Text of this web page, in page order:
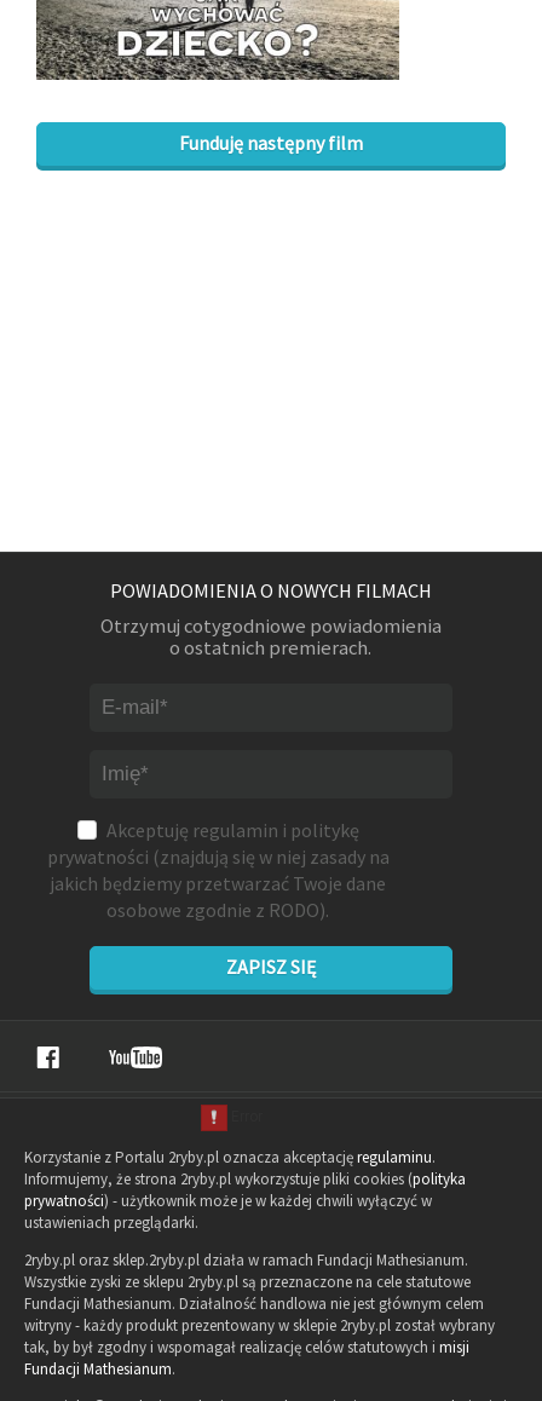
PARTNERZY
NEWSLETTER
Funduję następny film
POWIADOMIENIA O NOWYCH FILMACH
Otrzymuj cotygodniowe powiadomienia
o ostatnich premierach.
Akceptuję regulamin i politykę
prywatności (znajdują się w niej zasady na
jakich będziemy przetwarzać Twoje dane
osobowe zgodnie z RODO).
ZAPISZ SIĘ
Korzystanie z Portalu 2ryby.pl oznacza akceptacjęregulaminu.
Informujemy, że strona 2ryby.pl wykorzystuje pliki cookies (polityka
prywatności) - użytkownik może je w każdej chwili wyłączyć w
ustawieniach przeglądarki.
2ryby.pl oraz sklep.2ryby.pl działa w ramach Fundacji Mathesianum.
Wszystkie zyski ze sklepu 2ryby.pl są przeznaczone na cele statutowe
Fundacji Mathesianum. Działalność handlowa nie jest głównym celem
witryny - każdy produkt prezentowany w sklepie 2ryby.pl został wybrany
tak, by był zgodny i wspomagał realizację celów statutowych i misji
Fundacji Mathesianum.